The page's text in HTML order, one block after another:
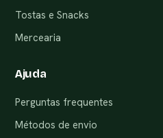
Tostas e Snacks
Mercearia
Ajuda
Perguntas frequentes
Métodos de envio